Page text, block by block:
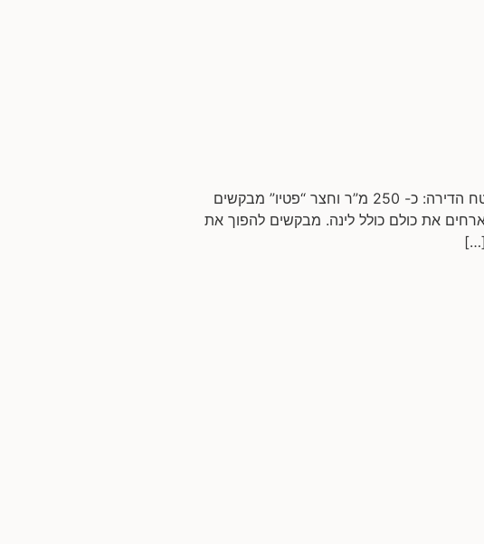
שיפוץ דופלקס בירושלים המשפחה: זוג שמארח את 4 הילדים ובני משפחותיהם כל סופ”ש. שטח הדירה: כ- 250 מ”ר וחצר “פטיו” מבקשים
את כולם כולל לינה. מבקשים להפוך את
[…]